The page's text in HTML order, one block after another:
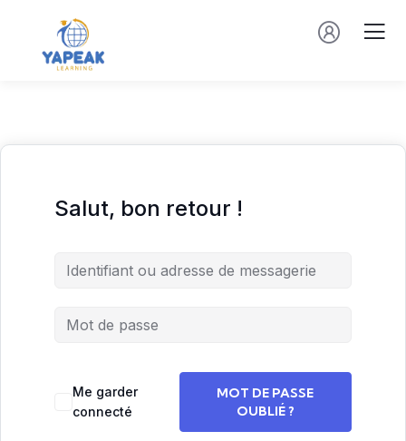
Salut, bon retour !
Me garder
connecté
MOT DE PASSE
OUBLIÉ ?